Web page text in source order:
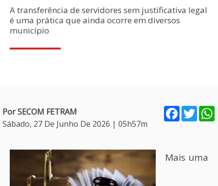
A transferência de servidores sem justificativa legal
é uma prática que ainda ocorre em diversos
município
Por SECOM FETRAM
Sábado, 27 De Junho De 2026 | 05h57m
Facebook
Mais uma